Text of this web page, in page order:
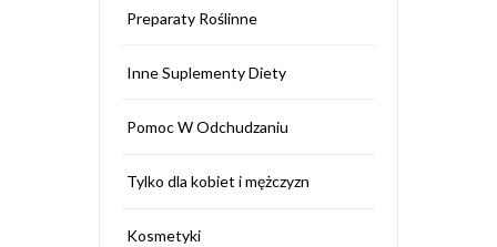
Preparaty Roślinne
Inne Suplementy Diety
Pomoc W Odchudzaniu
Tylko dla kobiet i mężczyzn
Kosmetyki